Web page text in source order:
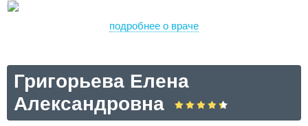
подробнее о враче
Григорьева Елена
Александровна